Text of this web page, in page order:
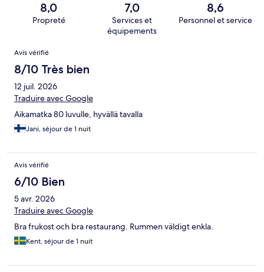
8,0
Propreté
7,0
Services et
équipements
8,6
Personnel et service
Avis
Avis vérifié
8/10 Très bien
12 juil. 2026
Traduire avec Google
Aikamatka 80 luvulle, hyvällä tavalla
Jani, séjour de 1 nuit
Avis vérifié
6/10 Bien
5 avr. 2026
Traduire avec Google
Bra frukost och bra restaurang. Rummen väldigt enkla.
Kent, séjour de 1 nuit